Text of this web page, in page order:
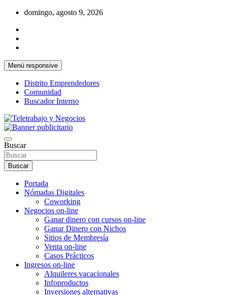
Saltar
contenido
domingo, agosto 9, 2026
Menú responsive
Distrito Emprendedores
Comunidad
Buscador Interno
Teletrabajo y Negocios
Buscar
Buscar
Portada
Nómadas Digitales
Coworking
Negocios on-line
Ganar dinero con cursos on-line
Ganar Dinero con Nichos
Sitios de Membresía
Venta on-line
Casos Prácticos
Ingresos on-line
Alquileres vacacionales
Infoproductos
Inversiones alternativas